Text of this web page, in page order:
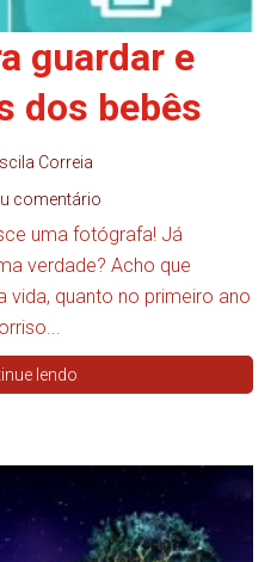
guardar e
dos bebês
Correia
comentário
uma fotógrafa! Já
verdade? Acho que
vida, quanto no primeiro ano
lendo